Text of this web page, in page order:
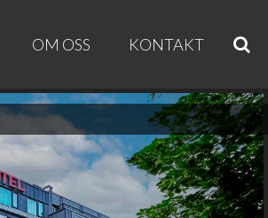
OM OSS KONTAKT